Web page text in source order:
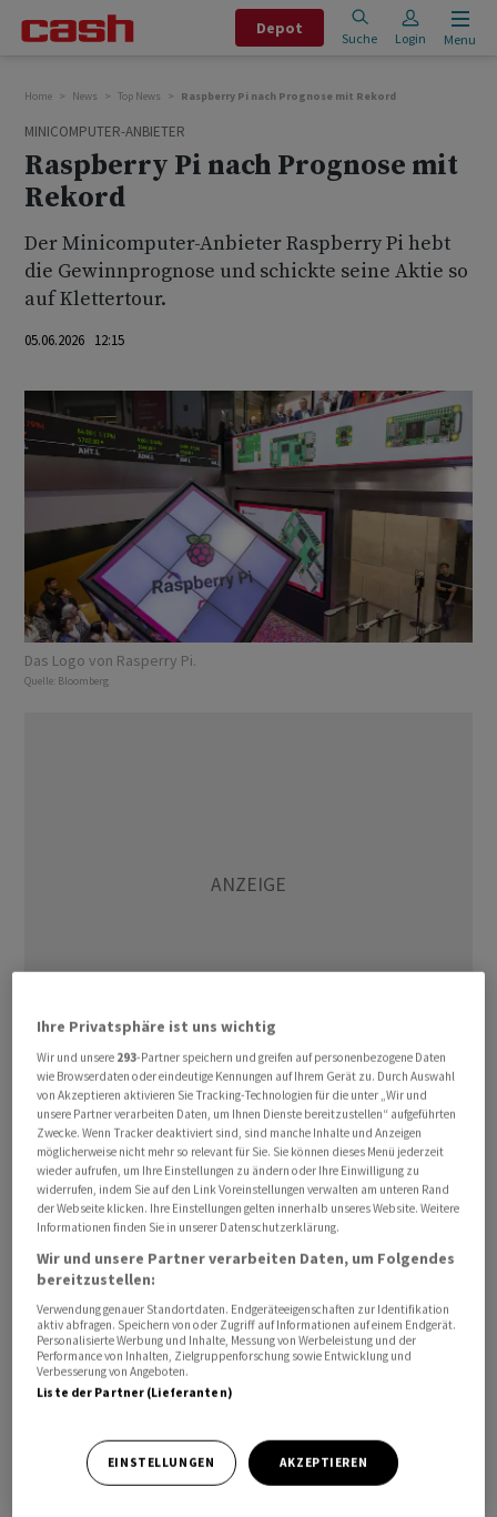
Depot
Suche Login Menu
Home News Top News Raspberry Pi nach Prognose mit Rekord
MINICOMPUTER-ANBIETER
Raspberry Pi nach Prognose mit
Rekord
Der Minicomputer-Anbieter Raspberry Pi hebt
die Gewinnprognose und schickte seine Aktie so
auf Klettertour.
05.06.2026 12:15
Das Logo von Rasperry Pi.
Quelle: Bloomberg
Eine angehobene Gewinnprognose hat den Aktien des
‌Minicomputerherstellers Raspberry Pi ‌ein
Kursfeuerwerk beschert. ​Die Papiere des britischen
Unternehmens klettern an der Börse in London um bis
zu 26,4 Prozent auf ‌1041 Pence und sind damit zeitweise
so teuer wie nie.
Der bereinigte Gewinn ​für das Gesamtjahr 2026 ​werde
deutlich ​über den Markterwartungen liegen, teilte
Raspberry Pi ‌mit. Hintergrund ist die hohe Nachfrage
von Industriekunden nach den kreditkartengrossen
Einplatinencomputern, die ​unter ​anderem in der
Das Unternehmen ⁠kämpft jedoch mit steigenden Kosten
‌und einer Knappheit bei Speicherchips, die durch den
Ihre Privatsphäre ist uns wichtig
Wir und unsere 293-Partner speichern und greifen auf personenbezogene Daten
wie Browserdaten oder eindeutige Kennungen auf Ihrem Gerät zu. Durch Auswahl
von Akzeptieren aktivieren Sie Tracking-Technologien für die unter „Wir und
unsere Partner verarbeiten Daten, um Ihnen Dienste bereitzustellen“ aufgeführten
Zwecke. Wenn Tracker deaktiviert sind, sind manche Inhalte und Anzeigen
möglicherweise nicht mehr so relevant für Sie. Sie können dieses Menü jederzeit
wieder aufrufen, um Ihre Einstellungen zu ändern oder Ihre Einwilligung zu
widerrufen, indem Sie auf den Link Voreinstellungen verwalten am unteren Rand
der Webseite klicken. Ihre Einstellungen gelten innerhalb unseres Website. Weitere
Informationen finden Sie in unserer Datenschutzerklärung.
Wir und unsere Partner verarbeiten Daten, um Folgendes
bereitzustellen:
Verwendung genauer Standortdaten. Endgeräteeigenschaften zur Identifikation
aktiv abfragen. Speichern von oder Zugriff auf Informationen auf einem Endgerät.
Personalisierte Werbung und Inhalte, Messung von Werbeleistung und der
Performance von Inhalten, Zielgruppenforschung sowie Entwicklung und
Verbesserung von Angeboten.
Liste der Partner (Lieferanten)
EINSTELLUNGEN AKZEPTIEREN